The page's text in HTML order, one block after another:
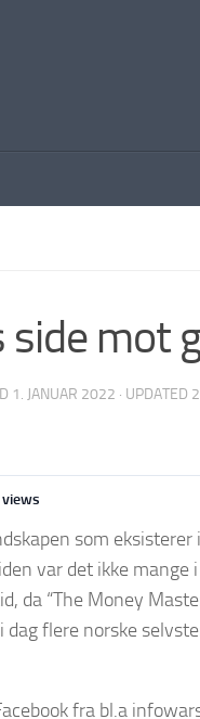
side mot
1. JANUAR 2022 · UPDATED
som
var det ikke
da “The Money
dag flere norske
fra bl.a